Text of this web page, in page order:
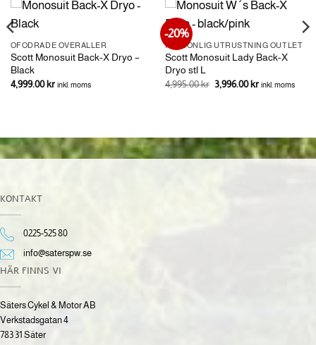
OFODRADE OVERALLER
Scott Monosuit Back-X Dryo –
Black
4,999.00kr inkl. moms
-20%
PERSONLIG UTRUSTNING OUTLET
Scott Monosuit Lady Back-X
Dryo stl L
4,995.00kr Det
3,996.00krDet
inkl. moms
KONTAKT
0225-525 80
info@saterspw.se
HÄR FINNS VI
Säters Cykel & Motor AB
Verkstadsgatan 4
783 31 Säter